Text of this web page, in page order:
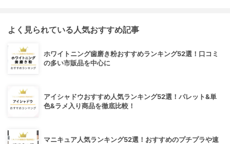
よく見られている人気おすすめ記事
ホワイトニング歯磨き粉おすすめランキング52選！口コミ
の多い市販品を中心に
アイシャドウおすすめ人気ランキング52選！パレット&単
色&ラメ入り商品を徹底比較！
マニキュア人気ランキング52選！おすすめのプチプラや速